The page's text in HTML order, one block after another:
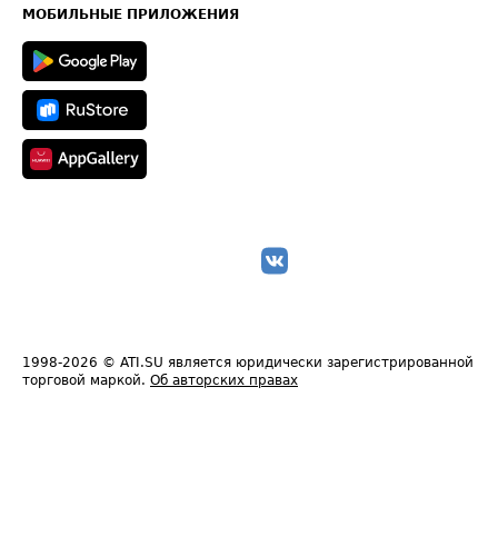
Техническая информация
МОБИЛЬНЫЕ ПРИЛОЖЕНИЯ
1998-2026 © ATI.SU является юридически зарегистрированной
торговой маркой. Об авторских правах